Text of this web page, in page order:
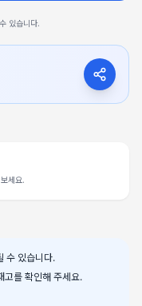
있습니다.
세요.
수 있습니다.
고를 확인해 주세요.